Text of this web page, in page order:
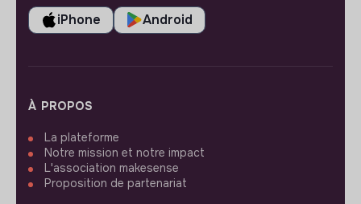
iPhone Android
À PROPOS
La plateforme
Notre mission et notre impact
L'association makesense
Proposition de partenariat